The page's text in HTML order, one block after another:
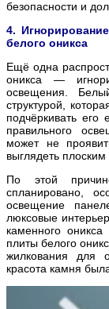
безопасности и
4.
белого оникса
Ещё одна
оникса —
освещения.
структурой,
подчёркивать его
правильного
может не
выглядеть
По этой
спланировано,
освещение
люксовые
каменного
плиты белого
жилкования для
красота камня